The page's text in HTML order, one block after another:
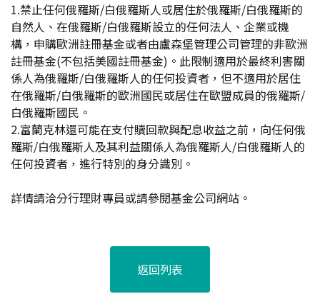
1.禁止任何俄羅斯/白俄羅斯人或居住於俄羅斯/白俄羅斯的
自然人、在俄羅斯/白俄羅斯設立的任何法人、企業或機
構，申購歐洲註冊基金或者由盧森堡管理公司管理的非歐洲
註冊基金(不包括美國註冊基金)。此限制適用於最終利害關
係人為俄羅斯/白俄羅斯人的任何投資者，但不適用於居住
在俄羅斯/白俄羅斯的歐洲國民或居住在歐盟成員的俄羅斯/
白俄羅斯國民。
2.富蘭克林還可能在支付贖回款與配息收益之前，向任何俄
羅斯/白俄羅斯人及其利益關係人為俄羅斯人/白俄羅斯人的
任何投資者，進行特別的身分識別。
詳情請洽分行理財專員或請參閱基金公司網站。
返回列表